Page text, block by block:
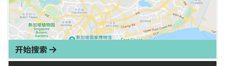
开始搜索